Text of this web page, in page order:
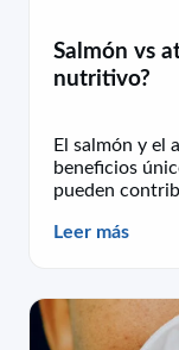
Salmón vs
nutritivo?
El salmón y el
beneficios
pueden
Leer más